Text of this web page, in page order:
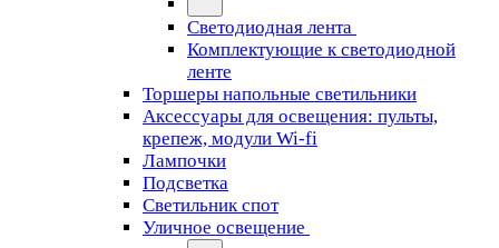
Светодиодная лента
Комплектующие к светодиодной
ленте
Торшеры напольные светильники
Аксессуары для освещения: пульты,
крепеж, модули Wi-fi
Лампочки
Подсветка
Светильник спот
Уличное освещение